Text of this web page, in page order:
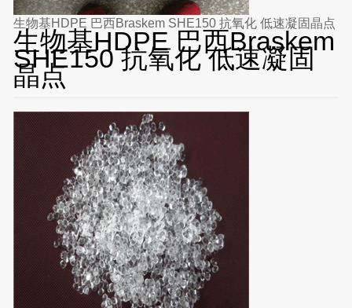
生物基HDPE 巴西Braskem SHE150 抗氧化 低速凝固晶点
生物基HDPE 巴西Braskem
SHE150 抗氧化 低速凝固
晶点